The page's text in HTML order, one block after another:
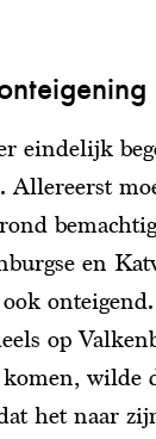
eindelijk
Allereerst
en
op
wilde
het naar